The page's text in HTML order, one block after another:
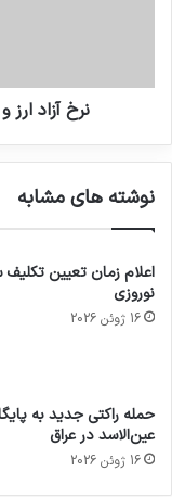
نرخ آزاد ارز و
نوشته های مشابه
اعلام زمان تعیین
نوروزی
16 ژوئن 2026
حمله راکتی جدید به
عین‌الاسد در عراق
16 ژوئن 2026